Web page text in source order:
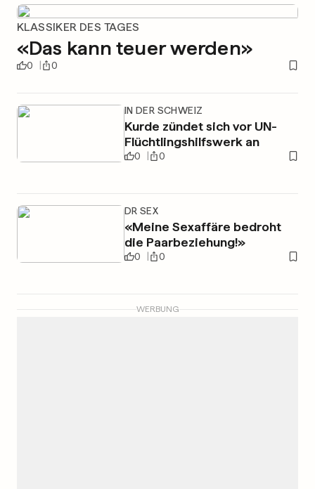
KLASSIKER DES TAGES
«Das kann teuer werden»
0 0
IN DER SCHWEIZ
Kurde zündet sich vor UN-
Flüchtlingshilfswerk an
0 0
DR SEX
«Meine Sexaffäre bedroht
die Paarbeziehung!»
0 0
WERBUNG